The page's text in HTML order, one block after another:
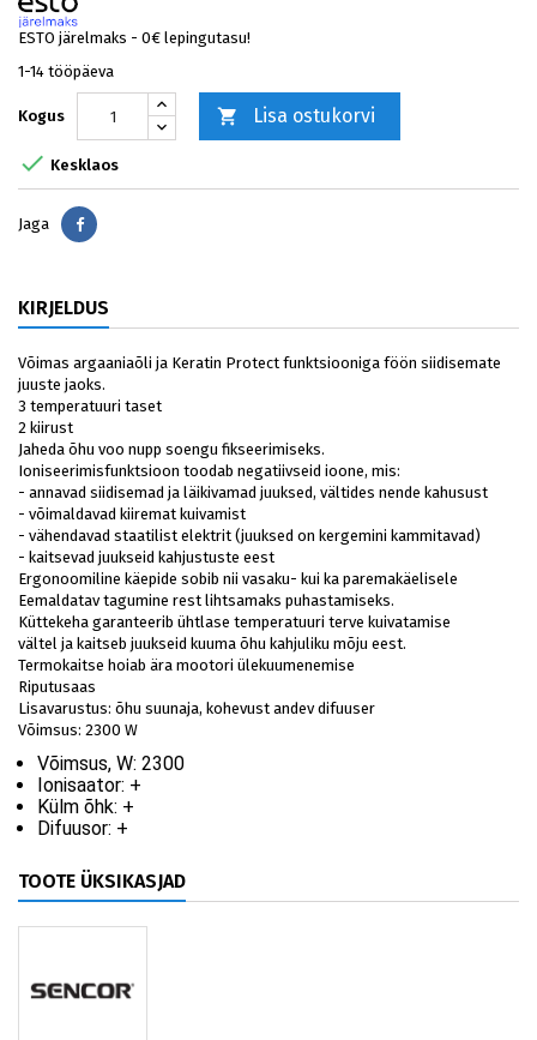
ESTO järelmaks - 0€ lepingutasu!
1-14 tööpäeva
Kogus  Lisa ostukorvi
 Kesklaos
Jaga Jaga
KIRJELDUS
Võimas argaaniaõli ja Keratin Protect funktsiooniga föön siidisemate
juuste jaoks.
3 temperatuuri taset
2 kiirust
Jaheda õhu voo nupp soengu fikseerimiseks.
Ioniseerimisfunktsioon toodab negatiivseid ioone, mis:
- annavad siidisemad ja läikivamad juuksed, vältides nende kahusust
- võimaldavad kiiremat kuivamist
- vähendavad staatilist elektrit (juuksed on kergemini kammitavad)
- kaitsevad juukseid kahjustuste eest
Ergonoomiline käepide sobib nii vasaku- kui ka paremakäelisele
Eemaldatav tagumine rest lihtsamaks puhastamiseks.
Küttekeha garanteerib ühtlase temperatuuri terve kuivatamise
vältel ja kaitseb juukseid kuuma õhu kahjuliku mõju eest.
Termokaitse hoiab ära mootori ülekuumenemise
Riputusaas
Lisavarustus: õhu suunaja, kohevust andev difuuser
Võimsus: 2300 W
Võimsus, W: 2300
Ionisaator: +
Külm õhk: +
Difuusor: +
TOOTE ÜKSIKASJAD